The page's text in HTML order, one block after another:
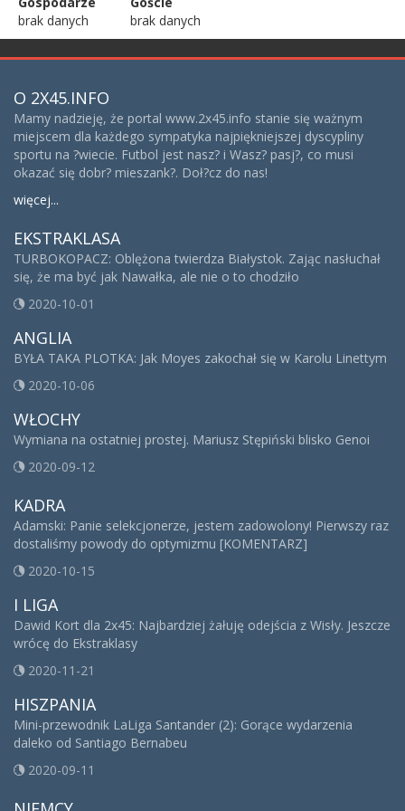
brak danych
brak danych
O 2X45.INFO
Mamy nadzieję, że portal www.2x45.info stanie się ważnym
miejscem dla każdego sympatyka najpiękniejszej dyscypliny
sportu na ?wiecie. Futbol jest nasz? i Wasz? pasj?, co musi
okazać się dobr? mieszank?. Doł?cz do nas!
więcej...
EKSTRAKLASA
TURBOKOPACZ: Oblężona twierdza Białystok. Zając nasłuchał
się, że ma być jak Nawałka, ale nie o to chodziło
2020-10-01
ANGLIA
BYŁA TAKA PLOTKA: Jak Moyes zakochał się w Karolu Linettym
2020-10-06
WŁOCHY
Wymiana na ostatniej prostej. Mariusz Stępiński blisko Genoi
2020-09-12
KADRA
Adamski: Panie selekcjonerze, jestem zadowolony! Pierwszy raz
dostaliśmy powody do optymizmu [KOMENTARZ]
2020-10-15
I LIGA
Dawid Kort dla 2x45: Najbardziej żałuję odejścia z Wisły. Jeszcze
wrócę do Ekstraklasy
2020-11-21
HISZPANIA
Mini-przewodnik LaLiga Santander (2): Gorące wydarzenia
daleko od Santiago Bernabeu
2020-09-11